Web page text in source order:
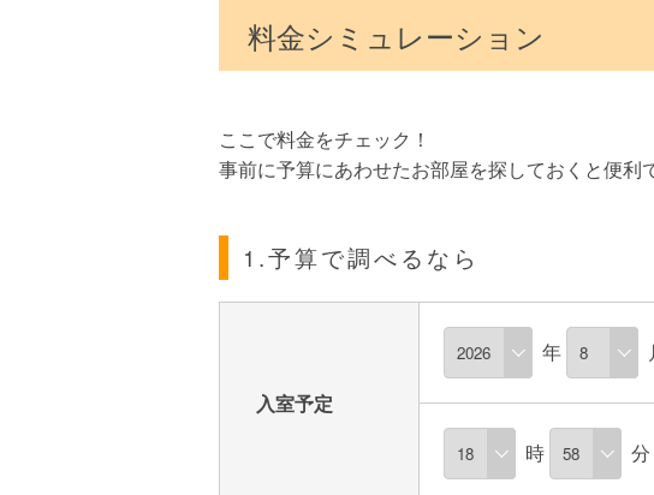
料金シミュレーション
ここで料金をチェック！
事前に予算にあわせたお部屋を探しておくと便利
1.予算で調べるなら
入室予定
年
時 分